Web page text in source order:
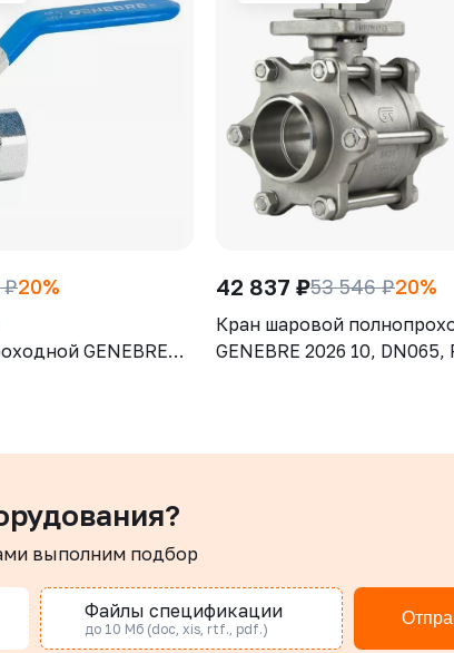
₽20%
GENEBRE
рычаг, резьба
42 837 ₽53 546 ₽20%
Кран шаровой
GENEBRE 2026 10, DN065,
трехсоставной, ISO 5211,
выполним подбор
Файлы спецификации
до 10 Мб (doc, xis, rtf., pdf.)